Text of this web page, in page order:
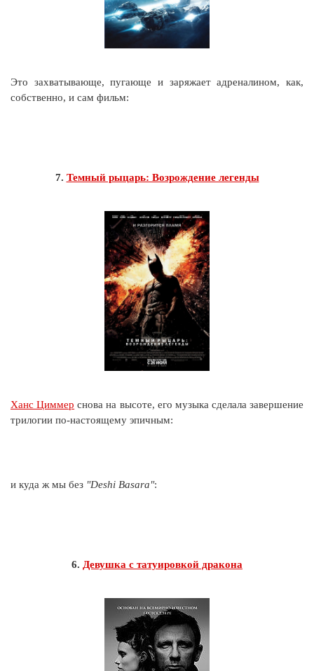
Это захватывающе, пугающе и заряжает адреналином, как,
собственно, и сам фильм:
7. Темный рыцарь: Возрождение легенды
Ханс Циммер снова на высоте, его музыка сделала завершение
трилогии по-настоящему эпичным:
и куда ж мы без "Deshi Basara":
6. Девушка с татуировкой дракона